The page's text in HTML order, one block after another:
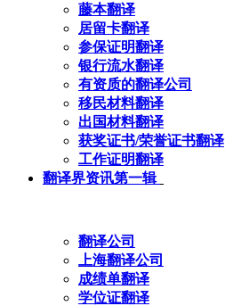
藤本翻译
居留卡翻译
参保证明翻译
银行流水翻译
有资质的翻译公司
移民材料翻译
出国材料翻译
获奖证书/荣誉证书翻译
工作证明翻译
翻译界资讯第一辑
翻译公司
上海翻译公司
成绩单翻译
学位证翻译